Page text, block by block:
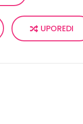
UPOREDI